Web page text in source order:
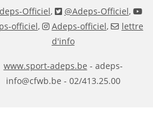
Officiel, @Adeps-Officiel,
officiel, Adeps-officiel,
lettre
d'info
www.sport-adeps.be - adeps-
info@cfwb.be - 02/413.25.00